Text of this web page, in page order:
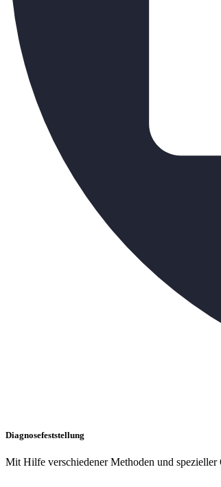
Diagnosefeststellung
Mit Hilfe verschiedener Methoden und spezieller